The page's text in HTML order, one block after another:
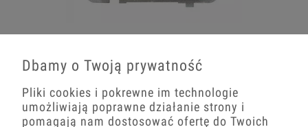
Dbamy o Twoją prywatność
Pliki cookies i pokrewne im technologie
umożliwiają poprawne działanie strony i
pomagają nam dostosować ofertę do Twoich